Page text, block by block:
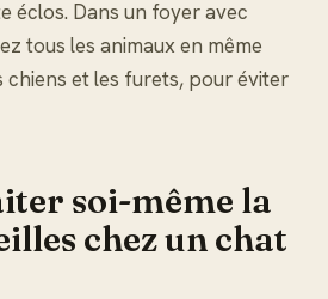
éclos. Dans un foyer avec
tous les animaux en même
chiens et les furets, pour éviter
soi-même la
chez un chat